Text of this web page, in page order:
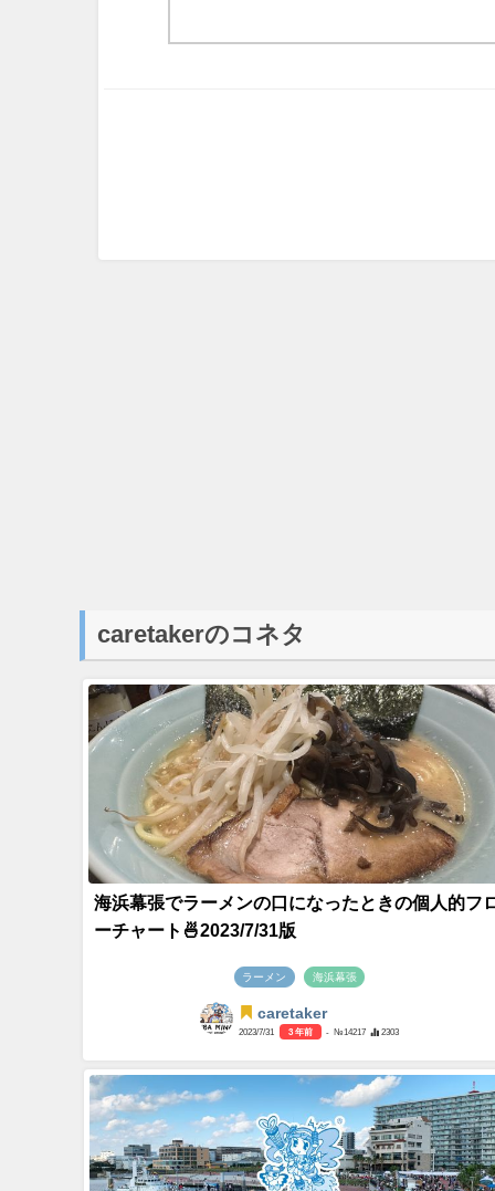
caretakerのコネタ
海浜幕張でラーメンの口になったときの個人的フ
ーチャート🍜2023/7/31版
ラーメン 海浜幕張
caretaker
2023/7/31 3 年前 - №14217 2303